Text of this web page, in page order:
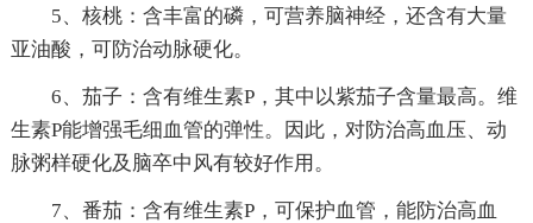
5、核桃：含丰富的磷，可营养脑神经，还含有大量
亚油酸，可防治动脉硬化。
6、茄子：含有维生素P，其中以紫茄子含量最高。维
生素P能增强毛细血管的弹性。因此，对防治高血压、动
脉粥样硬化及脑卒中风有较好作用。
7、番茄：含有维生素P，可保护血管，能防治高血